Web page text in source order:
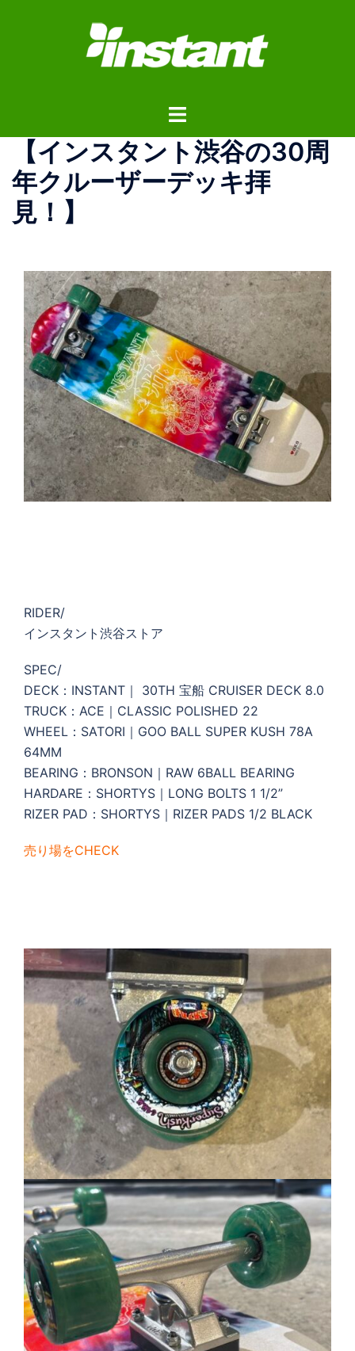
ス
ト
ル
メ
ニ
【インスタント渋谷の30周
年クルーザーデッキ拝
見！】
RIDER/
インスタント渋谷ストア
SPEC/
DECK：INSTANT｜ 30TH 宝船 CRUISER DECK 8.0
TRUCK：ACE｜CLASSIC POLISHED 22
WHEEL：SATORI｜GOO BALL SUPER KUSH 78A
64MM
BEARING：BRONSON｜RAW 6BALL BEARING
HARDARE：SHORTYS｜LONG BOLTS 1 1/2”
RIZER PAD：SHORTYS｜RIZER PADS 1/2 BLACK
売り場をCHECK